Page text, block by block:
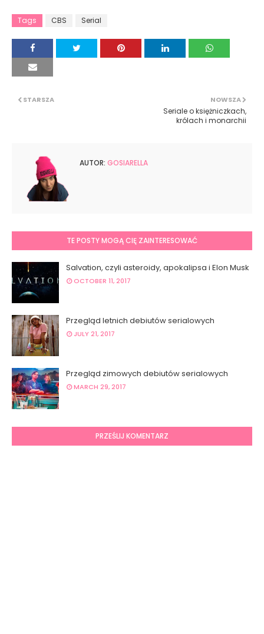
Tags CBS Serial
NOWSZA
Seriale o księżniczkach,
królach i monarchii
STARSZA
AUTOR: GOSIARELLA
TE POSTY MOGĄ CIĘ ZAINTERESOWAĆ
Salvation, czyli asteroidy, apokalipsa i Elon Musk
OCTOBER 11, 2017
Przegląd letnich debiutów serialowych
JULY 21, 2017
Przegląd zimowych debiutów serialowych
MARCH 29, 2017
PRZEŚLIJ KOMENTARZ